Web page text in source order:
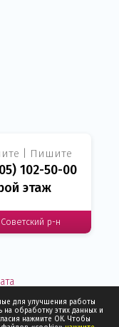
| Пишите
102-50-00
этаж
Советский р-н
для улучшения работы
на обработку этих данных и
нажмите ОК. Чтобы